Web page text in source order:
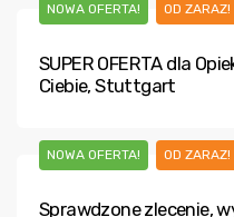
NOWA OFERTA! OD ZARAZ!
SUPER OFERTA dla
Ciebie, Stuttgart
NOWA OFERTA! OD ZARAZ!
Sprawdzone zlecenie,